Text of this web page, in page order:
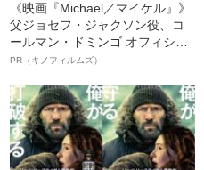
《映画『Michael／マイケル』》
父ジョセフ・ジャクソン役、コ
ールマン・ドミンゴ オフィシャ
ルインタビュー“観客を魅了した
語る”《日本興収70億円突破》
PR（キノフィルムズ）